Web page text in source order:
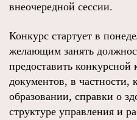
внеочередной сессии.
Конкурс стартует в
желающим занять
предоставить конкурсной
документов, в
образовании, справки о
структуре управления и